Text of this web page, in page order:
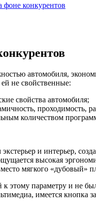
конкурентов
автомобиля,
не свойственные:
свойства автомобиля;
проходимость,
количеством
и интерьер,
высокая
мягкого «дубовый»
к этому параметру и
имеется кнопка